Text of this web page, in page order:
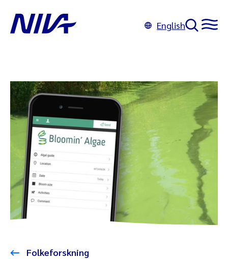
English
Folkeforskning